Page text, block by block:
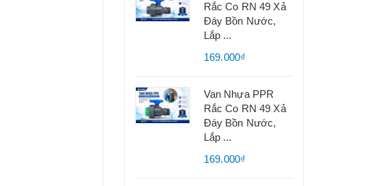
Rắc Co RN 49 Xả
Đáy Bồn Nước,
Lắp ...
169.000₫
Van Nhựa PPR
Rắc Co RN 49 Xả
Đáy Bồn Nước,
Lắp ...
169.000₫